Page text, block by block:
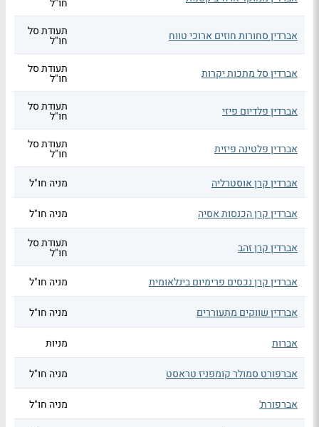
חו"ל
אברדין סחורות חוזים ארוכי טווח תעודת סל
חו"ל
אברדין סל מתכות יקרות תעודת סל
חו"ל
אברדין פלדיום פיזי תעודת סל
חו"ל
אברדין פלטינה פיזית תעודת סל
חו"ל
אברדין קרן אוסטרליה
מניה חו"ל
אברדין קרן הכנסות אסיה מניה חו"ל
אברדין קרן זהב תעודת סל
חו"ל
אברדין קרן נכסים פרימיום בינלאומית
מניה חו"ל
אברדין שווקים מתעוררים מניה חו"ל
אברות מניות
אברפורט סמולר קומפניז טראסט מניה חו"ל
אברפורת' מניה חו"ל